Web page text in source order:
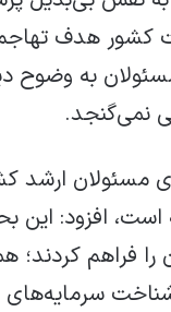
کشور هدف تهاجم
به وضوح
نمی‌گنجد.
مسئولان ارشد
افزود: این
فراهم کردند؛
شناخت